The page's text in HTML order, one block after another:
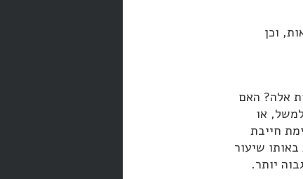
וכן
אלה? האם
או
חייבת
שיעור
יותר.